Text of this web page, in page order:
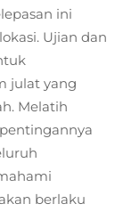
ini
Ujian dan
julat yang
Melatih
berlaku